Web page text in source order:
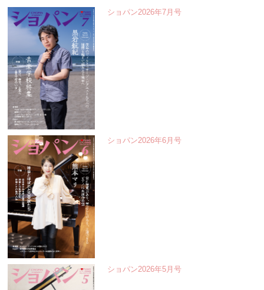
ショパン2026年7月号
ショパン2026年6月号
ショパン2026年5月号